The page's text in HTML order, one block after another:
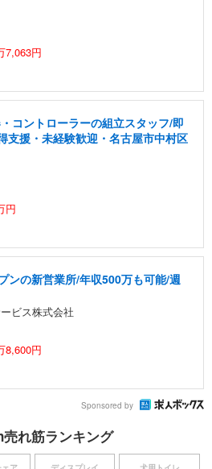
7,063円
コントローラーの組立スタッフ/即
支援・未経験歓迎・名古屋市中村区
円
ンの新営業所/年収500万も可能/週
ビス株式会社
8,600円
Sponsored by
れ筋ランキング